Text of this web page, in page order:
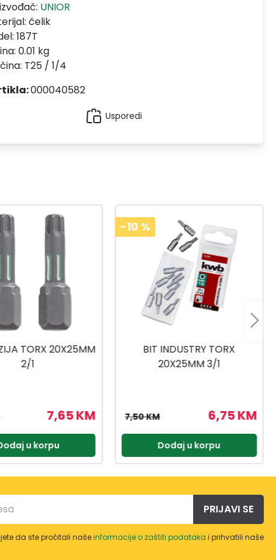
UNIOR
čelik
187T
0.01 kg
T25 / 1/4
000040582
Usporedi
TORX
20X25MM 3/1
6,75 KM
u korpu
-10 %
NASADNI KLJUČEVI
1/4,3/8,1/2 216-DJ.
359,91 KM
399,90 KM
Dodaj u korpu
PRIJAVI SE
da ste pročitali našeinformacije o zaštiti podataka i prihvatili naše